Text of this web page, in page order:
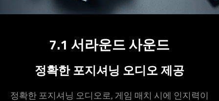
7.1 서라운드 사운드
정확한 포지셔닝 오디오 제공
정확한 포지셔닝 오디오로, 게임 매치 시에 인지력이